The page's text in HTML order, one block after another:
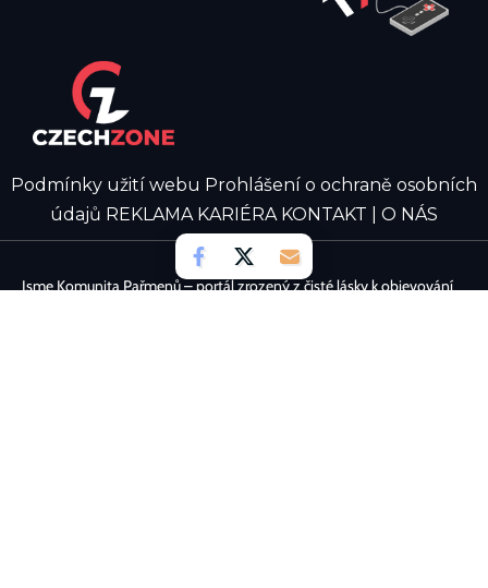
Podmínky užití webu Prohlášení o ochraně osobních
údajů REKLAMA KARIÉRA KONTAKT | O NÁS
Jsme Komunita Pařmenů – portál zrozený z čisté lásky k objevování